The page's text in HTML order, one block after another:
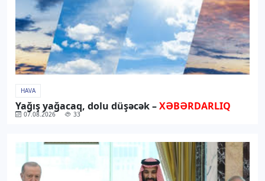
HAVA
Yağış yağacaq, dolu düşəcək –XƏBƏRDARLIQ
07.08.2026 33